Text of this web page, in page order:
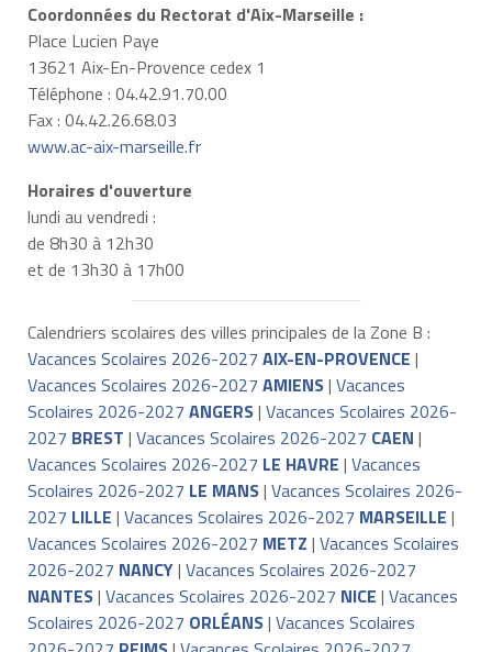
Coordonnées du Rectorat d'Aix-Marseille :
Place Lucien Paye
13621 Aix-En-Provence cedex 1
Téléphone : 04.42.91.70.00
Fax : 04.42.26.68.03
www.ac-aix-marseille.fr
Horaires d'ouverture
lundi au vendredi :
de 8h30 à 12h30
et de 13h30 à 17h00
Calendriers scolaires des villes principales de la Zone B :
Vacances Scolaires 2026-2027 AIX-EN-PROVENCE |
Vacances Scolaires 2026-2027 AMIENS| Vacances
Scolaires 2026-2027 ANGERS| Vacances Scolaires 2026-
2027 BREST | Vacances Scolaires 2026-2027 CAEN |
Vacances Scolaires 2026-2027 LE HAVRE | Vacances
Scolaires 2026-2027 LE MANS| Vacances Scolaires 2026-
2027 LILLE | Vacances Scolaires 2026-2027 MARSEILLE |
Vacances Scolaires 2026-2027 METZ | Vacances Scolaires
2026-2027 NANCY| Vacances Scolaires 2026-2027
NANTES| Vacances Scolaires 2026-2027 NICE | Vacances
Scolaires 2026-2027 ORLÉANS| Vacances Scolaires